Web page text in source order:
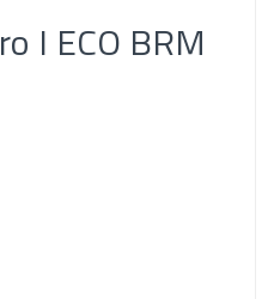
I ECO BRM